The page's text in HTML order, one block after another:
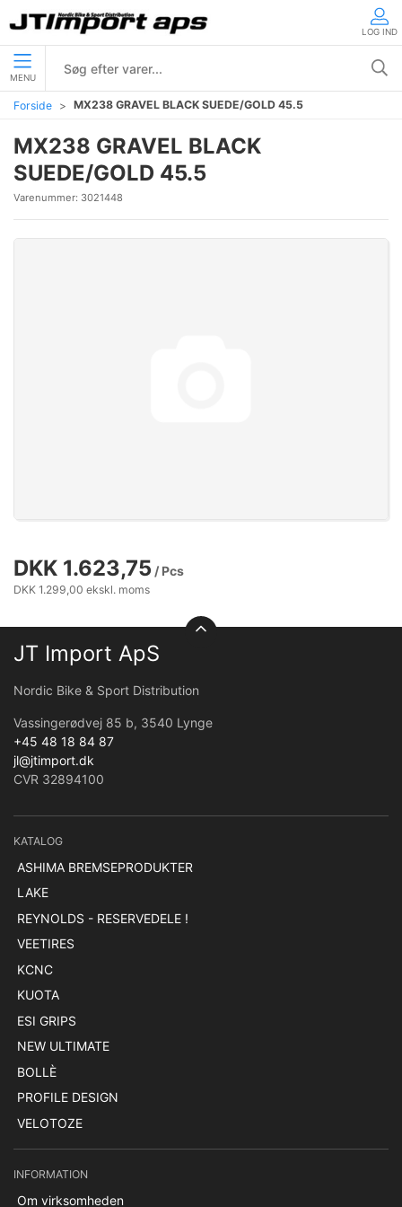
LOG IND
MENU
Forside MX238 GRAVEL BLACK SUEDE/GOLD 45.5
MX238 GRAVEL BLACK
SUEDE/GOLD 45.5
Varenummer: 3021448
DKK 1.623,75 / Pcs
DKK 1.299,00 ekskl. moms
JT Import ApS
Nordic Bike & Sport Distribution
Vassingerødvej 85 b, 3540 Lynge
+45 48 18 84 87
jl@jtimport.dk
CVR 32894100
KATALOG
ASHIMA BREMSEPRODUKTER
LAKE
REYNOLDS - RESERVEDELE !
VEETIRES
KCNC
KUOTA
ESI GRIPS
NEW ULTIMATE
BOLLÈ
PROFILE DESIGN
VELOTOZE
INFORMATION
Om virksomheden